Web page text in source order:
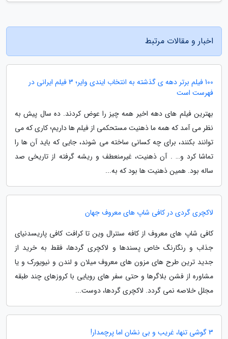
اخبار و مقالات مرتبط
100 فیلم برتر دهه ی گذشته به انتخاب ایندی وایر؛ 3 فیلم ایرانی در
فهرست است
بهترین فیلم های دهه اخیر همه چیز را عوض کردند. ده سال پیش به
نظر می آمد که همه ما ذهنیت مستحکمی از فیلم ها داریم؛ کاری که می
توانند بکنند، برای چه کسانی ساخته می شوند، جایی که باید آن ها را
تماشا کرد و… . آن ذهنیت، غیرمنعطف و ریشه گرفته از تاریخی صد
ساله بود. همین ذهنیت ها بود که به...
لاکچری گردی در کافی شاپ های معروف جهان
کافی شاپ های معروف از کافه سنترال وین تا کرافت کافی پاریسدنیای
جذاب و رنگارنگ خاص پسندها و لاکچری گردها، فقط به خرید از
جدید ترین طرح های مزون های معروف میلان و لندن و نیویورک و یا
مشاوره از فشن بلاگرها و حتی سفر های رویایی با کروزهای چند طبقه
مجلل خلاصه نمی گردد. لاکچری گردها، دوست...
3 گوشی تنها، غریب و بی نشان اما پرچمدار!